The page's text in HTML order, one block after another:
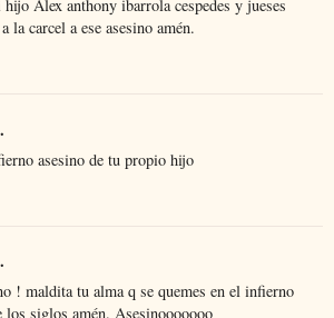
Alex anthony ibarrola cespedes y jueses
la carcel a ese asesino amén.
asesino de tu propio hijo
! maldita tu alma q se quemes en el infierno
siglos amén. Asesinooooooo